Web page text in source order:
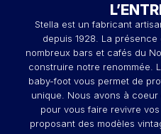
Stella est un fabricant
depuis 1928. La
nombreux bars et cafés du
construire notre renommée.
baby-foot vous permet de
unique. Nous avons à
pour vous faire revivre
proposant des modèles